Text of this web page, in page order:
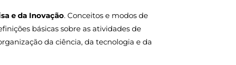
e da Inovação. Conceitos e modos de
básicas sobre as atividades de
da ciência, da tecnologia e da